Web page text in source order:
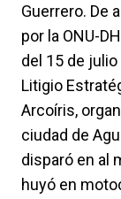
Guerrero. De
por la ONU-
del 15 de
Litigio
Arcoíris,
ciudad de
disparó en al
huyó en